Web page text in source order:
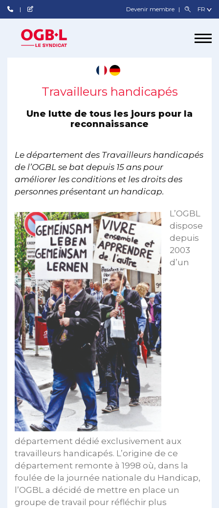
Devenir membre
Travailleurs handicapés
Une lutte de tous les jours pour la
reconnaissance
Le département des Travailleurs handicapés
de l’OGBL se bat depuis 15 ans pour
améliorer les conditions et les droits des
personnes présentant un handicap.
L’OGBL
dispose
depuis
2003
d’un
département dédié exclusivement aux
travailleurs handicapés. L’origine de ce
département remonte à 1998 où, dans la
foulée de la journée nationale du Handicap,
l’OGBL a décidé de mettre en place un
groupe de travail pour réfléchir plus